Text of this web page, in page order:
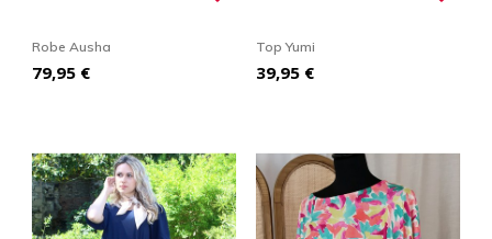
Robe Ausha
Prix
79,95 €
Top Yumi
Prix
39,95 €